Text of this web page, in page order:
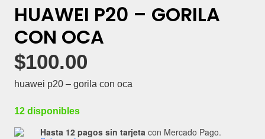
HUAWEI P20 – GORILA
CON OCA
$100.00
huawei p20 – gorila con oca
12 disponibles
Hasta 12 pagos sin tarjeta con Mercado Pago.